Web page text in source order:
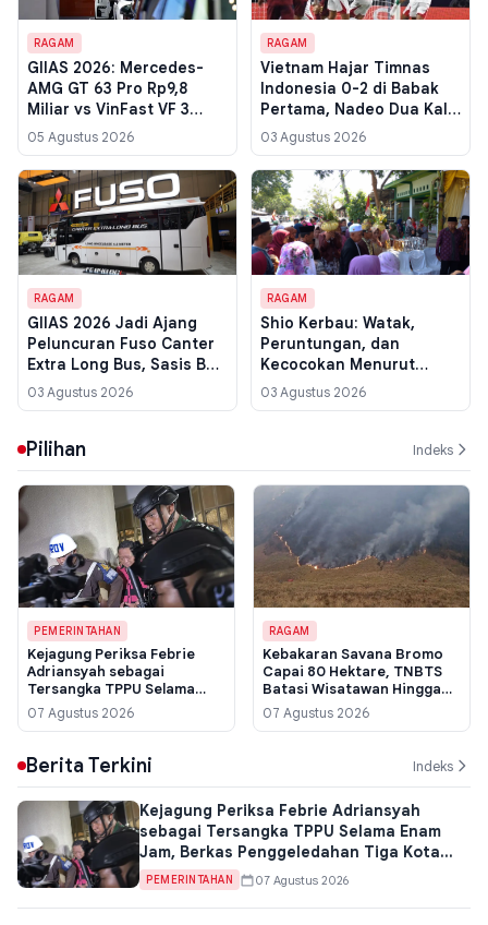
RAGAM
GIIAS 2026: Mercedes-
AMG GT 63 Pro Rp9,8
Miliar vs VinFast VF 3
Rp155 Juta, Selisihnya 63
Kali Lipat
05 Agustus 2026
RAGAM
Vietnam Hajar Timnas
Indonesia 0-2 di Babak
Pertama, Nadeo Dua Kali
Kebobolan dari Tiang
Dekat
03 Agustus 2026
RAGAM
GIIAS 2026 Jadi Ajang
Peluncuran Fuso Canter
Extra Long Bus, Sasis Bus
Pariwisata dengan Kabin
Lebih Lega
03 Agustus 2026
RAGAM
Shio Kerbau: Watak,
Peruntungan, dan
Kecocokan Menurut
Astrologi Tionghoa
03 Agustus 2026
Pilihan Indeks
PEMERINTAHAN
Kejagung Periksa Febrie
Adriansyah sebagai
Tersangka TPPU Selama
Enam Jam, Berkas
Penggeledahan Tiga Kota
07 Agustus 2026
RAGAM
Kebakaran Savana Bromo
Capai 80 Hektare, TNBTS
Batasi Wisatawan Hingga
Lautan Pasir
07 Agustus 2026
Berita Terkini Indeks
Kejagung Periksa Febrie Adriansyah
sebagai Tersangka TPPU Selama Enam
Jam, Berkas Penggeledahan Tiga Kota
Jadi Kunci
PEMERINTAHAN 07 Agustus 2026